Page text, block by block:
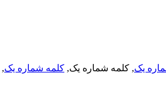
یک, کلمه شماره یک, کلمه شماره یک,